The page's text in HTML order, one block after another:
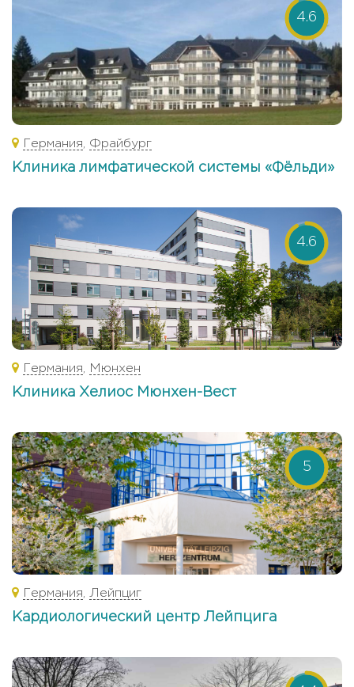
4.6
Германия Фрайбург
Клиника лимфатической системы «Фёльди»
4.6
Германия Мюнхен
Клиника Хелиос Мюнхен-Вест
5
Германия Лейпциг
Кардиологический центр Лейпцига